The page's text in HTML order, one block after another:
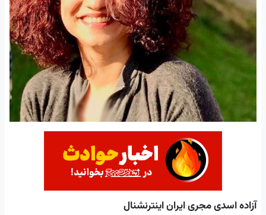
آزاده اسدی مجری ایران اینترنشنال